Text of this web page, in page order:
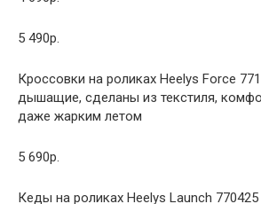
5 490р.
Кроссовки на роликах Heelys Force
дышащие, сделаны из текстиля,
даже жарким летом
5 690р.
Кеды на роликах Heelys Launch